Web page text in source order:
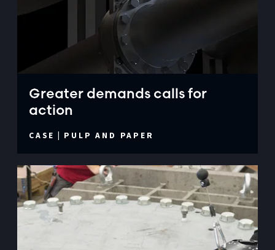
Greater demands calls for
action
CASE PULP AND PAPER